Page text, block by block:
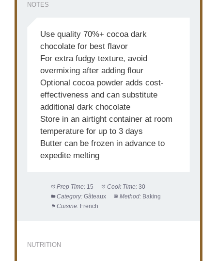
NOTES
Use quality 70%+ cocoa dark
chocolate for best flavor
For extra fudgy texture, avoid
overmixing after adding flour
Optional cocoa powder adds cost-
effectiveness and can substitute
additional dark chocolate
Store in an airtight container at room
temperature for up to 3 days
Butter can be frozen in advance to
expedite melting
Prep Time: 15 Cook Time: 30
Category: Gâteaux Method: Baking
Cuisine: French
NUTRITION